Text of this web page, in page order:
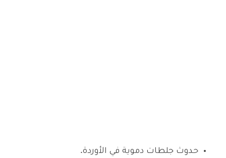
حدوث جلطات دموية في الأوردة.